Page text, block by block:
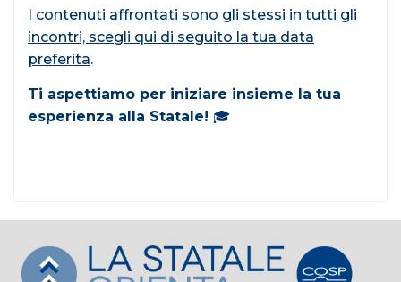
I contenuti affrontati sono gli stessi in tutti gli
incontri, scegli qui di seguito la tua data
preferita.
Ti aspettiamo per iniziare insieme la tua
esperienza alla Statale! 🎓